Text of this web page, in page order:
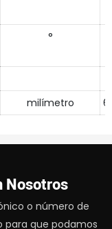
°
milímetro
Nosotros
o número de
que podamos